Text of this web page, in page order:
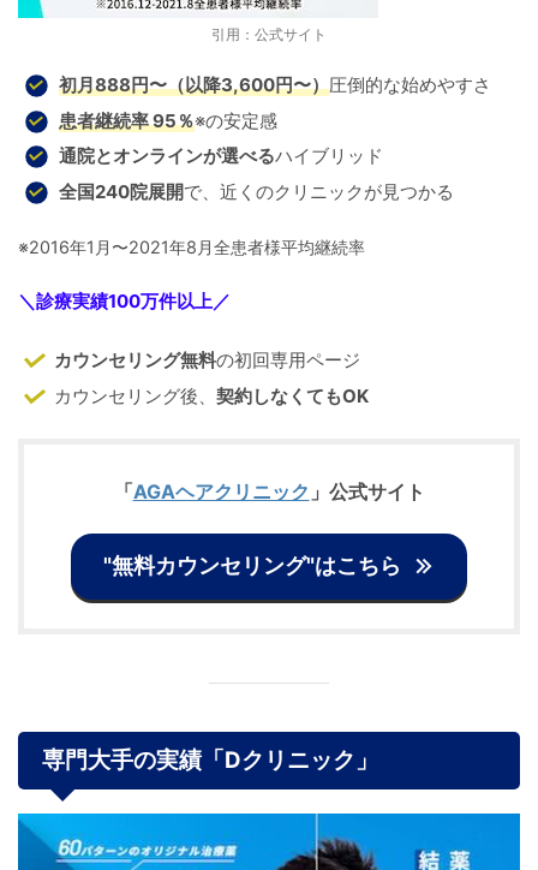
引用：公式サイト
初月888円〜（以降3,600円〜）圧倒的な始めやすさ
患者継続率95％※の安定感
通院とオンラインが選べるハイブリッド
全国240院展開で、近くのクリニックが見つかる
※2016年1月〜2021年8月全患者様平均継続率
＼診療実績100万件以上 ／
カウンセリング無料の初回専用ページ
カウンセリング後、 契約しなくてもOK
「AGAヘアクリニック 」公式サイト
"無料カウンセリング"はこちら
専門大手の実績「Dクリニック 」